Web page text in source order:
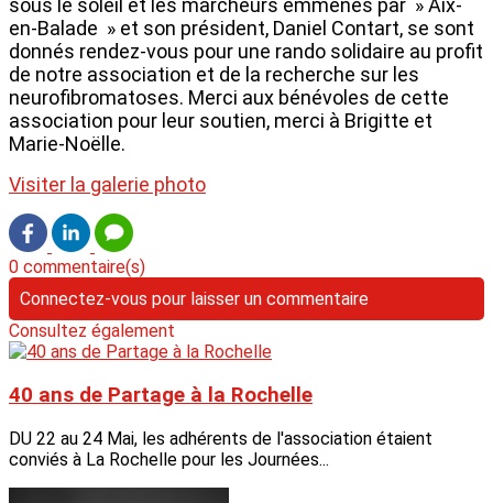
sous le soleil et les marcheurs emmenés par » Aix-
en-Balade » et son président, Daniel Contart, se sont
donnés rendez-vous pour une rando solidaire au profit
de notre association et de la recherche sur les
neurofibromatoses. Merci aux bénévoles de cette
association pour leur soutien, merci à Brigitte et
Marie-Noëlle.
Visiter la galerie photo
0 commentaire(s)
Connectez-vous pour laisser un commentaire
Consultez également
40 ans de Partage à la Rochelle
DU 22 au 24 Mai, les adhérents de l'association étaient
conviés à La Rochelle pour les Journées...